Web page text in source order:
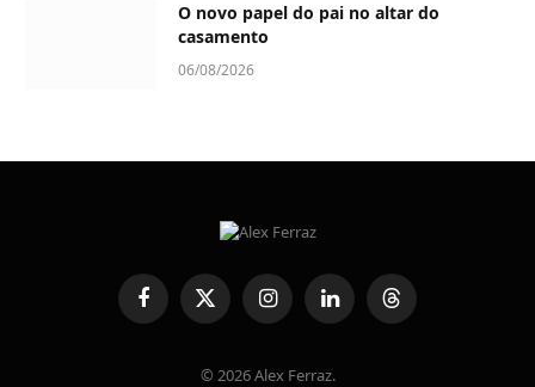
O novo papel do pai no altar do
casamento
06/08/2026
FacebookX
(Twitter)
InstagramLinkedInThreads
© 2026 Alex Ferraz.